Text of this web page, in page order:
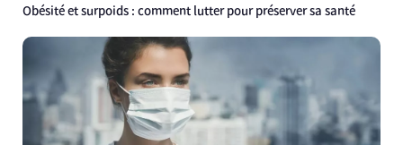
Obésité et surpoids : comment lutter pour préserver sa santé